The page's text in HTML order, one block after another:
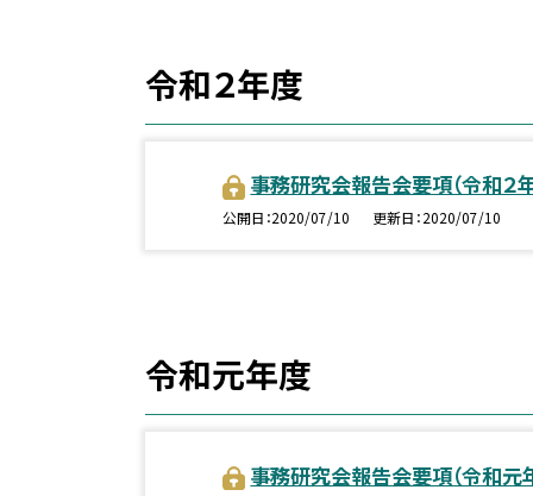
令和２年度
事務研究会報告会要項（令和２年
公開日 2020/07/10 更新日 2020/07/10
令和元年度
事務研究会報告会要項（令和元